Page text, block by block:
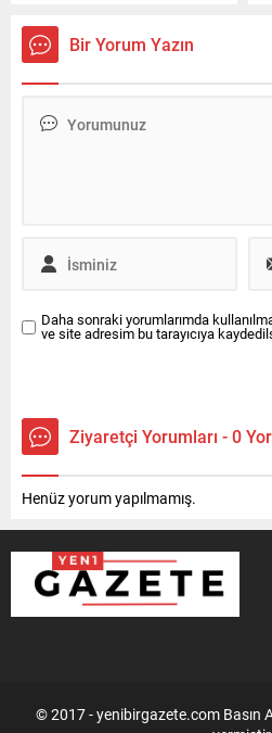
önemli bir adım olduğunu
söyledi.Bir Yorum Yazın
Daha sonraki yorumlarımda
ve site adresim bu tarayıcıya
Ziyaretçi Yorumları - 0
Henüz yorum yapılmamış.
© 2017 - yenibirgazete.com Basın